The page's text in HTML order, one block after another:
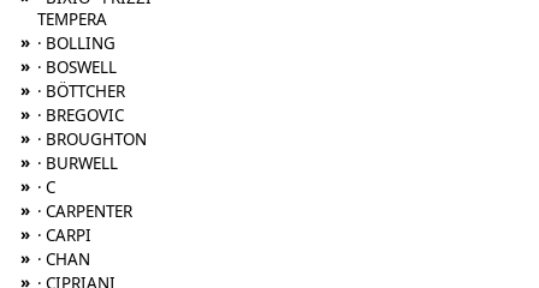
TEMPERA
» · BOLLING
» · BOSWELL
» · BÖTTCHER
» · BREGOVIC
» · BROUGHTON
» · BURWELL
» · C
» · CARPENTER
» · CARPI
» · CHAN
» · CIPRIANI